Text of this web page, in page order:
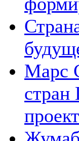
Марс
стран